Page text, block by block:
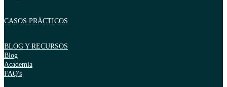
CASOS PRÁCTICOS
BLOG Y RECURSOS
Blog
Academia
FAQ's